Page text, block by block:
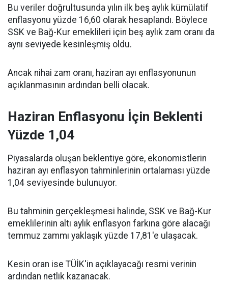
Bu veriler doğrultusunda yılın ilk beş aylık kümülatif
enflasyonu yüzde 16,60 olarak hesaplandı. Böylece
SSK ve Bağ-Kur emeklileri için beş aylık zam oranı da
aynı seviyede kesinleşmiş oldu.
Ancak nihai zam oranı, haziran ayı enflasyonunun
açıklanmasının ardından belli olacak.
Haziran Enflasyonu İçin Beklenti
Yüzde 1,04
Piyasalarda oluşan beklentiye göre, ekonomistlerin
haziran ayı enflasyon tahminlerinin ortalaması yüzde
1,04 seviyesinde bulunuyor.
Bu tahminin gerçekleşmesi halinde, SSK ve Bağ-Kur
emeklilerinin altı aylık enflasyon farkına göre alacağı
temmuz zammı yaklaşık yüzde 17,81'e ulaşacak.
Kesin oran ise TÜİK'in açıklayacağı resmi verinin
ardından netlik kazanacak.